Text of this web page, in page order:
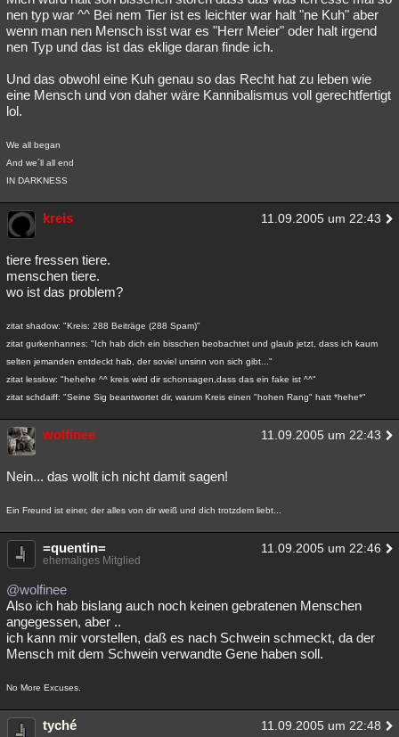
nen typ war ^^ Bei nem Tier ist es leichter war halt "ne Kuh" aber
wenn man nen Mensch isst war es "Herr Meier" oder halt irgend
nen Typ und das ist das eklige daran finde ich.
Und das obwohl eine Kuh genau so das Recht hat zu leben wie
eine Mensch und von daher wäre Kannibalismus voll gerechtfertigt
lol.
We all began
And we´ll all end
IN DARKNESS
kreis 11.09.2005 um 22:43
tiere fressen tiere.
menschen tiere.
wo ist das problem?
zitat shadow: "Kreis: 288 Beiträge (288 Spam)"
zitat gurkenhannes: "Ich hab dich ein bisschen beobachtet und glaub jetzt, dass ich kaum
selten jemanden entdeckt hab, der soviel unsinn von sich gibt..."
zitat lesslow: "hehehe ^^ kreis wird dir schonsagen,dass das ein fake ist ^^"
zitat schdaiff: "Seine Sig beantwortet dir, warum Kreis einen "hohen Rang" hatt *hehe*"
wolfinee 11.09.2005 um 22:43
Nein... das wollt ich nicht damit sagen!
Ein Freund ist einer, der alles von dir weiß und dich trotzdem liebt...
=quentin= 11.09.2005 um 22:46
ehemaliges Mitglied
@wolfinee
Also ich hab bislang auch noch keinen gebratenen Menschen
angegessen, aber ..
ich kann mir vorstellen, daß es nach Schwein schmeckt, da der
Mensch mit dem Schwein verwandte Gene haben soll.
No More Excuses.
tyché 11.09.2005 um 22:48